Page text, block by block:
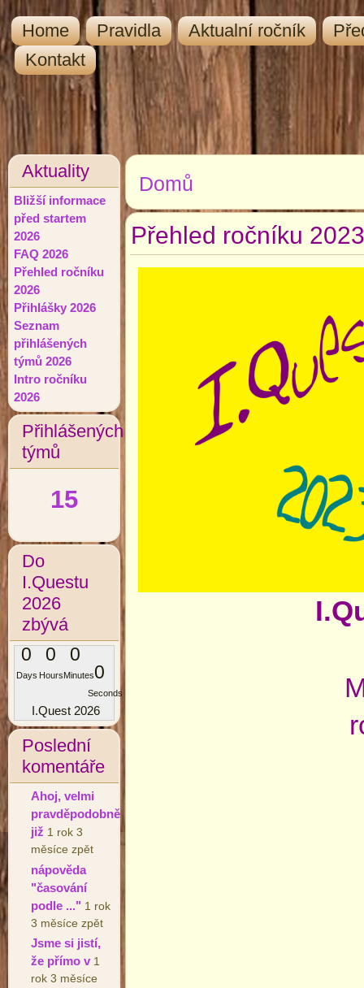
Home Pravidla Aktualní ročník
Kontakt
Aktuality
Bližší informace
před startem
2026
FAQ 2026
Přehled ročníku
2026
Přihlášky 2026
Seznam
přihlášených
týmů 2026
Intro ročníku
2026
Přihlášených
týmů
15
Do
I.Questu
2026
zbývá
0
Days
0
Hours
0
Minutes0
Seconds
I.Quest 2026
Poslední
komentáře
Ahoj, velmi
pravděpodobně
již 1 rok 3
měsíce zpět
nápověda
"časování
podle ..." 1 rok
3 měsíce zpět
Jsme si jistí,
že přímo v 1
rok 3 měsíce
Jste zde
Domů
Přehled ročníku 2023